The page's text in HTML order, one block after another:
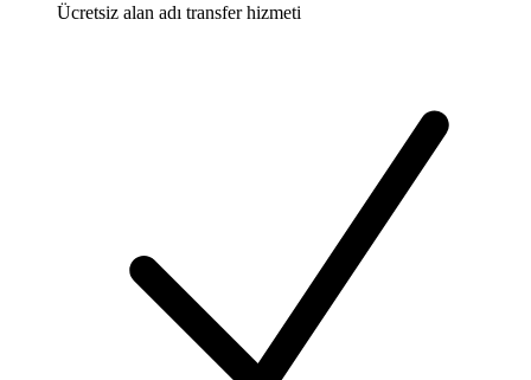
Ücretsiz alan adı transfer hizmeti